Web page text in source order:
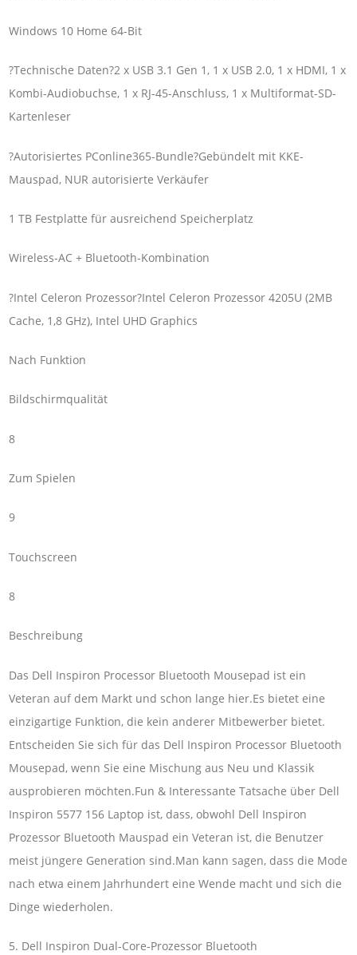
Windows 10 Home 64-Bit
?Technische Daten?2 x USB 3.1 Gen 1, 1 x USB 2.0, 1 x HDMI, 1 x
Kombi-Audiobuchse, 1 x RJ-45-Anschluss, 1 x Multiformat-SD-
Kartenleser
?Autorisiertes PConline365-Bundle?Gebündelt mit KKE-
Mauspad, NUR autorisierte Verkäufer
1 TB Festplatte für ausreichend Speicherplatz
Wireless-AC + Bluetooth-Kombination
?Intel Celeron Prozessor?Intel Celeron Prozessor 4205U (2MB
Cache, 1,8 GHz), Intel UHD Graphics
Nach Funktion
Bildschirmqualität
8
Zum Spielen
9
Touchscreen
8
Beschreibung
Das Dell Inspiron Processor Bluetooth Mousepad ist ein
Veteran auf dem Markt und schon lange hier.Es bietet eine
einzigartige Funktion, die kein anderer Mitbewerber bietet.
Entscheiden Sie sich für das Dell Inspiron Processor Bluetooth
Mousepad, wenn Sie eine Mischung aus Neu und Klassik
ausprobieren möchten.Fun & Interessante Tatsache über Dell
Inspiron 5577 156 Laptop ist, dass, obwohl Dell Inspiron
Prozessor Bluetooth Mauspad ein Veteran ist, die Benutzer
meist jüngere Generation sind.Man kann sagen, dass die Mode
nach etwa einem Jahrhundert eine Wende macht und sich die
Dinge wiederholen.
5. Dell Inspiron Dual-Core-Prozessor Bluetooth